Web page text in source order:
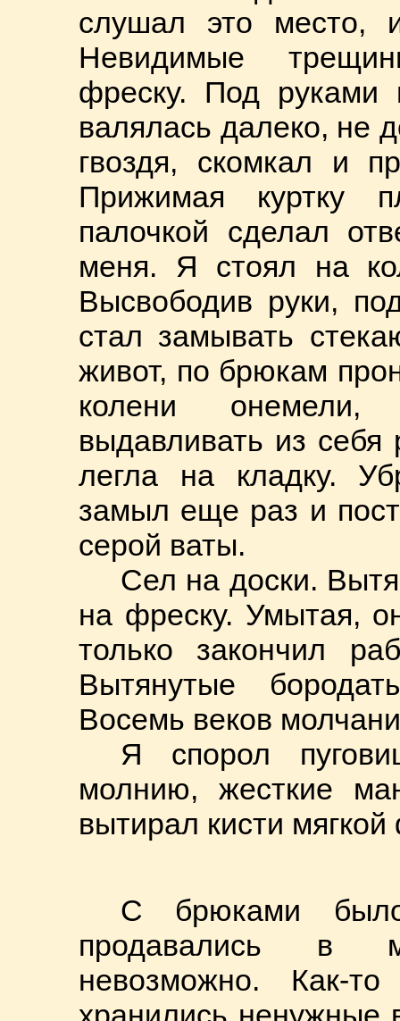
слушал это место,
Невидимые
фреску. Под руками
валялась далеко, не
гвоздя, скомкал и
Прижимая куртку
палочкой сделал
меня. Я стоял на
Высвободив руки,
стал замывать
живот, по брюкам
колени
выдавливать из себя
легла на кладку.
замыл еще раз и
серой ваты.
Сел на доски.
на фреску. Умытая,
только закончил
Вытянутые
Восемь веков
Я спорол
молнию, жесткие
вытирал кисти
С брюками
продавались в
невозможно. Как-